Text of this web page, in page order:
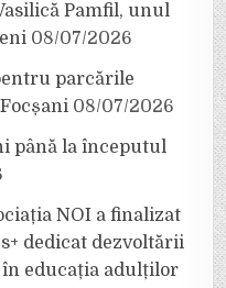
Pamfil, unul
08/07/2026
parcările
08/07/2026
până la începutul
NOI a finalizat
dedicat dezvoltării
educația adulților